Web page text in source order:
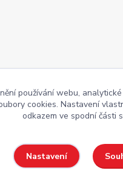
používání webu,
cookies. Nastavení
odkazem ve spodní části
Nastavení